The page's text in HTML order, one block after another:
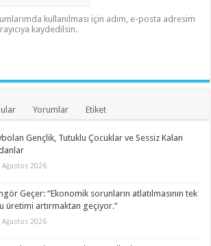
kullanılması için adım, e-posta adresim
kaydedilsin.
Yorumlar Etiket
Gençlik, Tutuklu Çocuklar ve Sessiz Kalan
Ağustos 2026
Geçer: “Ekonomik sorunların atlatılmasının tek
üretimi artırmaktan geçiyor.”
Ağustos 2026